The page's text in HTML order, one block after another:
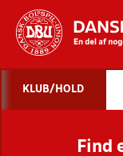
KLUB/HOLD
Find